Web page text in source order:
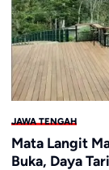
JAWA TENGAH
Mata Langit
Buka, Daya